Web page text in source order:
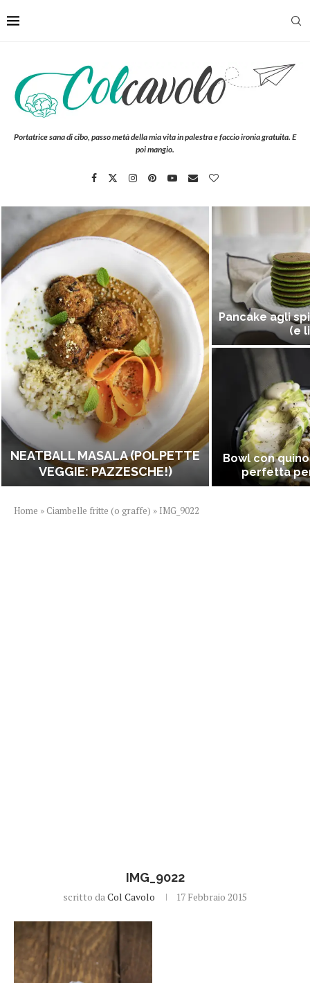
Portatrice sana di cibo, passo metà della mia vita in palestra e faccio ironia gratuita. E
poi mangio.
NEATBALL MASALA (POLPETTE
VEGGIE: PAZZESCHE!)
Pancake agli
(e
Bowl con
perfetta
Home » Ciambelle fritte (o graffe) » IMG_9022
IMG_9022
scritto daCol Cavolo 17 Febbraio 2015